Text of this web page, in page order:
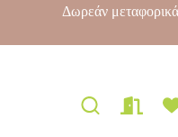
Δωρεάν